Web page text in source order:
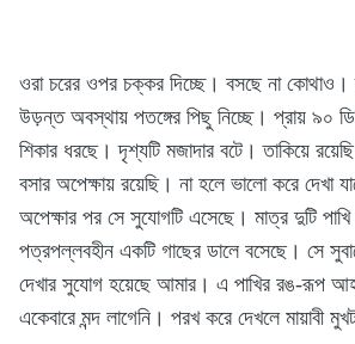
ওরা চরের ওপর চক্কর দিচ্ছে। বসছে না কোথাও।
উড়ন্ত অবস্থায় পতঙ্গের পিছু নিচ্ছে। প্রায় ৯০
শিকার ধরছে। দৃশ্যটি মজাদার বটে। তাকিয়ে
বসার অপেক্ষায় রয়েছি। না হলে ভালো করে দেখা
অপেক্ষার পর সে সুযোগটি এসেছে। মাত্র দুটি পাখি
পত্রপল্লবহীন একটি গাছের ডালে বসেছে। সে
দেখার সুযোগ হয়েছে আমার। এ পাখির রঙ-রূপ
একেবারে মন্দ লাগেনি। পরখ করে দেখলে মায়াবী